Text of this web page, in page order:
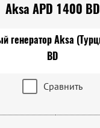
Aksa APD 1400 BD
Сравнить